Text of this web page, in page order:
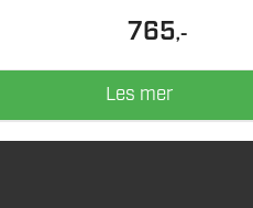
765,-
Les mer